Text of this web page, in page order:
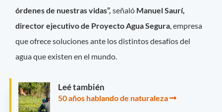
órdenes de nuestras vidas”,señaló Manuel Saurí,
director ejecutivo de Proyecto Agua Segura , empresa
que ofrece soluciones ante los distintos desafíos del
agua que existen en el mundo.
Leé también
50 años hablando de naturaleza